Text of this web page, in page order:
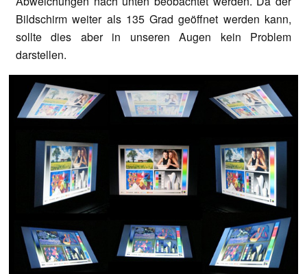
Bildschirm weiter als 135 Grad geöffnet werden kann,
sollte dies aber in unseren Augen kein Problem
darstellen.